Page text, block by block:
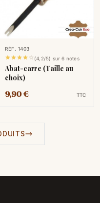
RÉF. 1403
  (4,2/5) sur 6 notes
Abat-carre (Taille au
choix)
9,90 € TTC